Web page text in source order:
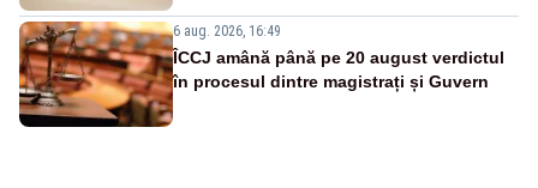
6 aug. 2026, 16:49
ÎCCJ amână până pe 20 august verdictul
în procesul dintre magistrați și Guvern